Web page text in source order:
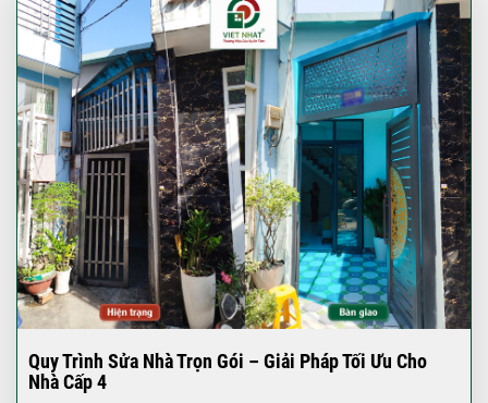
Quy Trình Sửa Nhà Trọn Gói – Giải Pháp Tối Ưu Cho
Nhà Cấp 4